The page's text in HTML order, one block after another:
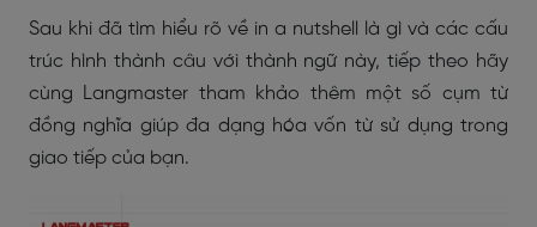
Sau khi đã tìm hiểu rõ về in a nutshell là gì và các cấu
trúc hình thành câu với thành ngữ này, tiếp theo hãy
cùng Langmaster tham khảo thêm một số cụm từ
đồng nghĩa giúp đa dạng hóa vốn từ sử dụng trong
giao tiếp của bạn.